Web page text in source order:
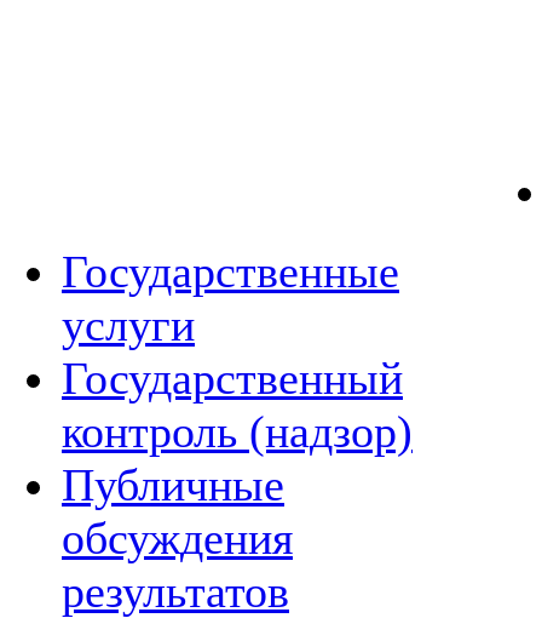
Государственные
услуги
Государственный
контроль (надзор)
Публичные
обсуждения
результатов